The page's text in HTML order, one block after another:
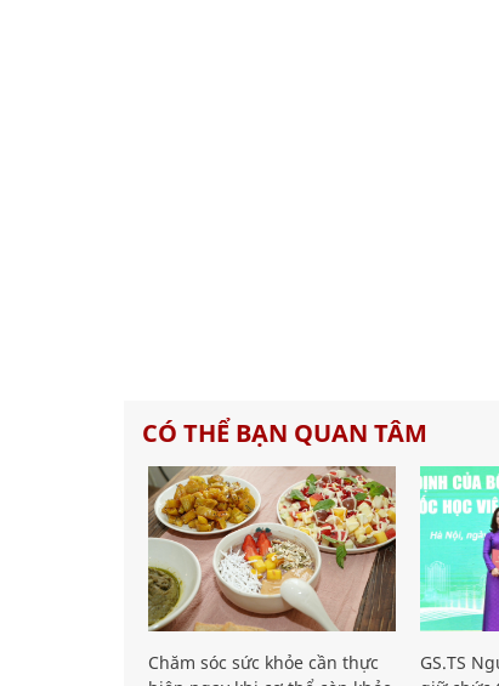
CÓ THỂ BẠN QUAN TÂM
Chăm sóc sức khỏe cần thực
GS.TS